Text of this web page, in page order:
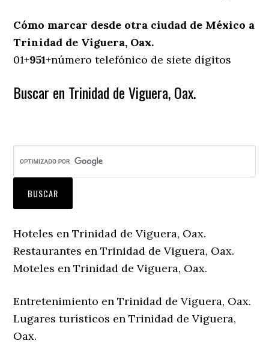
Cómo marcar desde otra ciudad de México a
Trinidad de Viguera, Oax.
01+951+número telefónico de siete dígitos
Buscar en Trinidad de Viguera, Oax.
Hoteles en Trinidad de Viguera, Oax.
Restaurantes en Trinidad de Viguera, Oax.
Moteles en Trinidad de Viguera, Oax.
Entretenimiento en Trinidad de Viguera, Oax.
Lugares turísticos en Trinidad de Viguera,
Oax.